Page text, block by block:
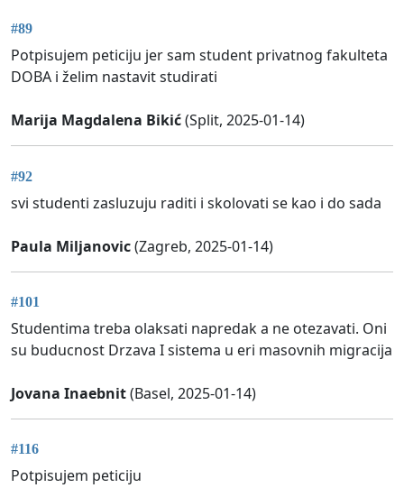
#89
Potpisujem peticiju jer sam student privatnog fakulteta
DOBA i želim nastavit studirati
Marija Magdalena Bikić(Split, 2025-01-14)
#92
svi studenti zasluzuju raditi i skolovati se kao i do sada
Paula Miljanovic(Zagreb, 2025-01-14)
#101
Studentima treba olaksati napredak a ne otezavati. Oni
su buducnost Drzava I sistema u eri masovnih migracija
Jovana Inaebnit(Basel, 2025-01-14)
#116
Potpisujem peticiju